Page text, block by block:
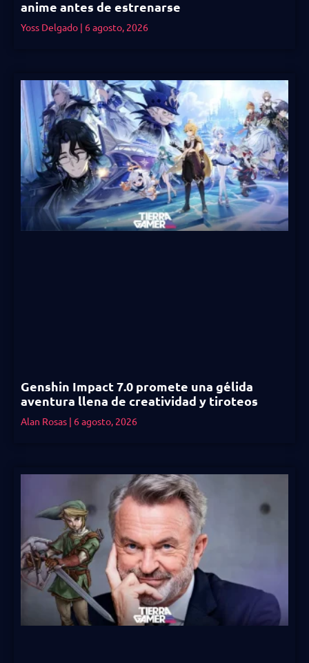
anime antes de estrenarse
Yoss Delgado 6 agosto, 2026
Genshin Impact 7.0 promete una gélida
aventura llena de creatividad y tiroteos
Alan Rosas 6 agosto, 2026